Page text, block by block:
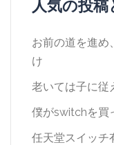
人気の投
お前の道を進め
け
老いては子に従
僕がswitchを買
任天堂スイッ